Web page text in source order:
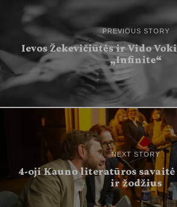
PREVIOUS STORY
Ievos Žekevičiūtės ir Vido
„Infinite“
NEXT STORY
4-oji Kauno literatūros savaitė
ir žodžius